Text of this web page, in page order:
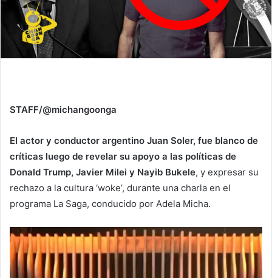
STAFF/@michangoonga
El actor y conductor argentino Juan Soler, fue blanco de
críticas luego de revelar su apoyo a las políticas de
Donald Trump, Javier Milei y Nayib Bukele, y expresar su
rechazo a la cultura ‘woke’, durante una charla en el
programa La Saga, conducido por Adela Micha.